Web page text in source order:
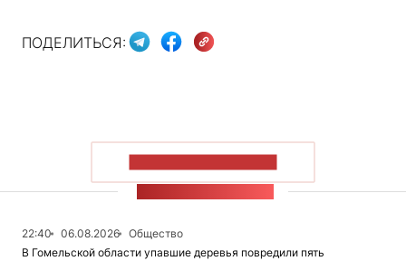
ПОДЕЛИТЬСЯ:
22:40 06.08.2026
Общество
В Гомельской области упавшие деревья повредили пять